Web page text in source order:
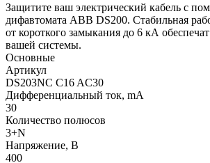
Защитите ваш электрический кабель с
дифавтомата ABB DS200. Стабильная
от короткого замыкания до 6 кА
вашей системы.
Основные
Артикул
DS203NC C16 AC30
Дифференциальный ток, mA
30
Количество полюсов
3+N
Напряжение, В
400